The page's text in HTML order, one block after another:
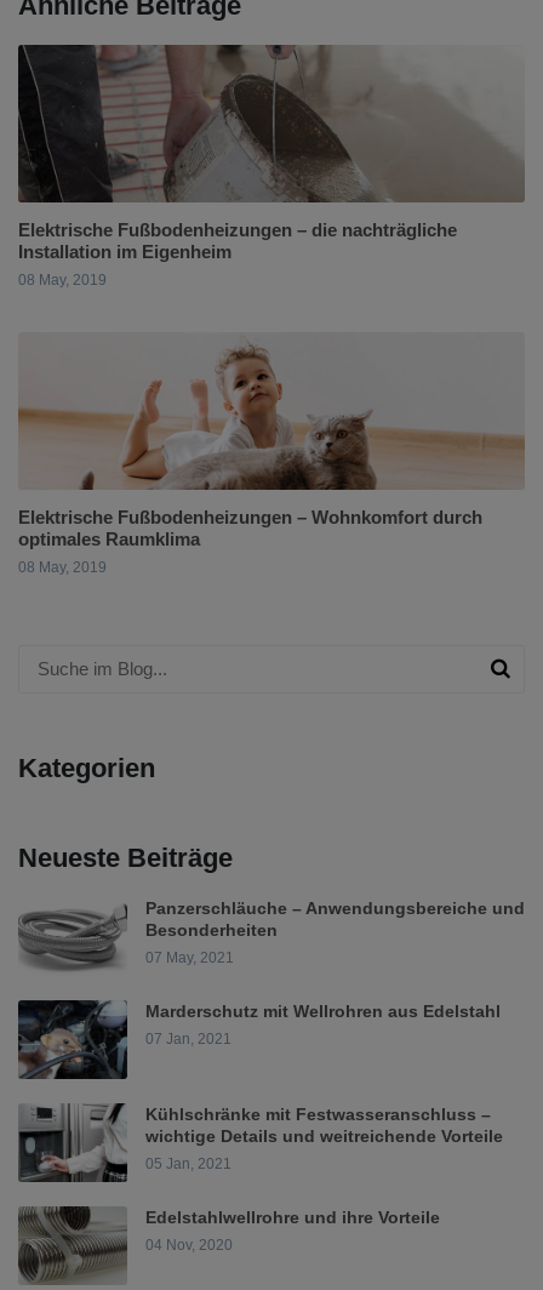
Elektrische Fußbodenheizungen – die nachträgliche
Installation im Eigenheim
08 May, 2019
Elektrische Fußbodenheizungen – Wohnkomfort durch
optimales Raumklima
08 May, 2019
Kategorien
Neueste Beiträge
Panzerschläuche – Anwendungsbereiche und
Besonderheiten
07 May, 2021
Marderschutz mit Wellrohren aus Edelstahl
07 Jan, 2021
Kühlschränke mit Festwasseranschluss –
wichtige Details und weitreichende Vorteile
05 Jan, 2021
Edelstahlwellrohre und ihre Vorteile
04 Nov, 2020